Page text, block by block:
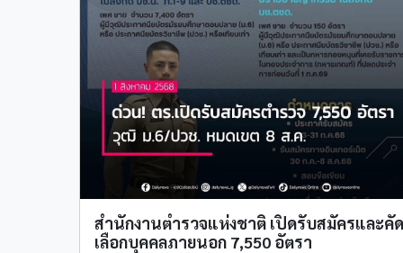
สำนักงานตำรวจแห่งชาติ เปิดรับสมัครและคัด
เลือกบุคคลภายนอก 7,550 อัตรา